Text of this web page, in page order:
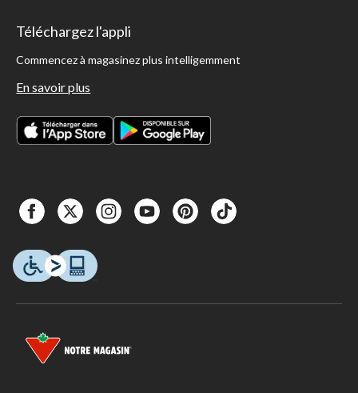
Téléchargez l'appli
Commencez à magasinez plus intelligemment
En savoir plus